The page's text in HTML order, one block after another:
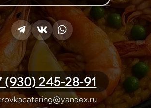
(930) 245-28-91